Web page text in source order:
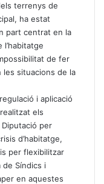
terrenys de
ha estat
part centrat en la
de fer
les situacions de la
i aplicació
els
per
d’habitatge,
per flexibilitzar
de Síndics i
en aquestes